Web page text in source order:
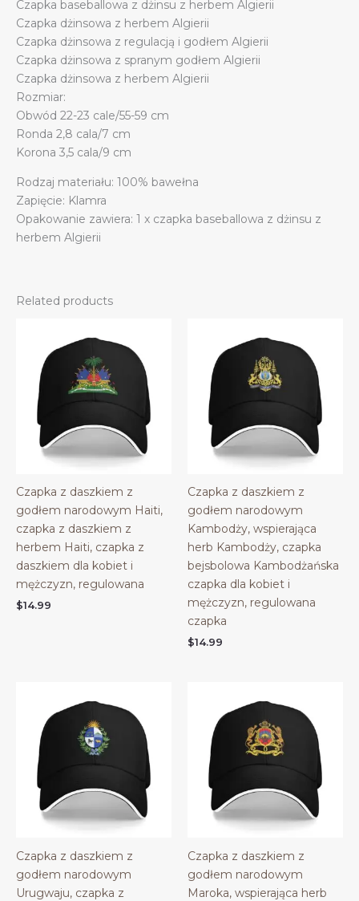
Czapka baseballowa z dżinsu z herbem Algierii
Czapka dżinsowa z herbem Algierii
Czapka dżinsowa z regulacją i godłem Algierii
Czapka dżinsowa z spranym godłem Algierii
Czapka dżinsowa z herbem Algierii
Rozmiar:
Obwód 22-23 cale/55-59 cm
Ronda 2,8 cala/7 cm
Korona 3,5 cala/9 cm
Rodzaj materiału: 100% bawełna
Zapięcie: Klamra
Opakowanie zawiera: 1 x czapka baseballowa z dżinsu z
herbem Algierii
Related products
Czapka z daszkiem z
godłem narodowym Haiti,
czapka z daszkiem z
herbem Haiti, czapka z
daszkiem dla kobiet i
mężczyzn, regulowana
$14.99
Czapka z daszkiem z
godłem narodowym
Kambodży, wspierająca
herb Kambodży, czapka
bejsbolowa Kambodżańska
czapka dla kobiet i
mężczyzn, regulowana
czapka
$14.99
Czapka z daszkiem z
godłem narodowym
Urugwaju, czapka z
Czapka z daszkiem z
godłem narodowym
Maroka, wspierająca herb